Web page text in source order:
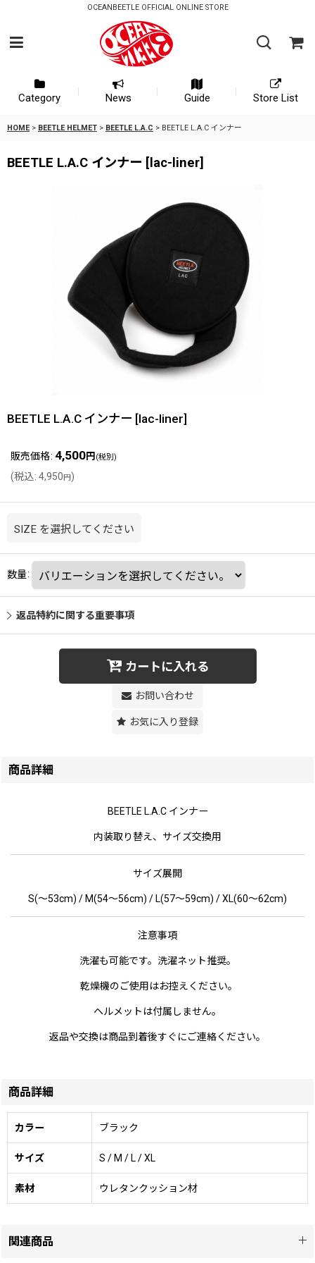
OCEANBEETLE OFFICIAL ONLINE STORE
Category News Guide Store List
HOME > BEETLE HELMET > BEETLE L.A.C > BEETLE L.A.C インナー
BEETLE L.A.C インナー [lac-liner]
BEETLE L.A.C インナー [lac-liner]
販売価格: 4,500円 (税別)
(税込: 4,950円)
SIZE を選択してください
数量:
返品特約に関する重要事項
カートに入れる
お問い合わせ
お気に入り登録
商品詳細
BEETLE L.A.C インナー
内装取り替え、サイズ交換用
サイズ展開
S(〜53cm) / M(54〜56cm) / L(57〜59cm) / XL(60〜62cm)
注意事項
洗濯も可能です。洗濯ネット推奨。
乾燥機のご使用はお控えください。
ヘルメットは付属しません。
返品や交換は商品到着後すぐにご連絡ください。
商品詳細
カラー ブラック
サイズ S / M / L / XL
素材 ウレタンクッション材
関連商品